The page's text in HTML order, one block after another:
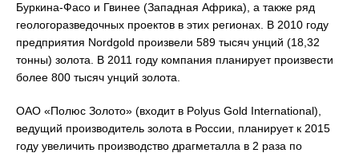
Буркина-Фасо и Гвинее (Западная Африка), а также ряд
геологоразведочных проектов в этих регионах. В 2010 году
предприятия Nordgold произвели 589 тысяч унций (18,32
тонны) золота. В 2011 году компания планирует произвести
более 800 тысяч унций золота.
ОАО «Полюс Золото» (входит в Polyus Gold International),
ведущий производитель золота в России, планирует к 2015
году увеличить производство драгметалла в 2 раза по